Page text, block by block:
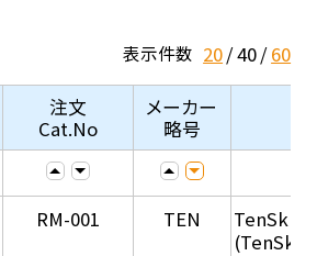
表示件数 20 40 60
注文
Cat.No
メーカー
略号
RM-001 TEN
TenSkin
(TenSkin